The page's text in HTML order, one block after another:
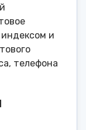
и
телефона